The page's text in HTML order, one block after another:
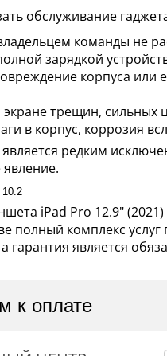
обслуживание
команды не
зарядкой
корпуса или
трещин,
в корпус, коррозия
является редким
iPad Pro 12.9"
полный комплекс
гарантия является
к оплате